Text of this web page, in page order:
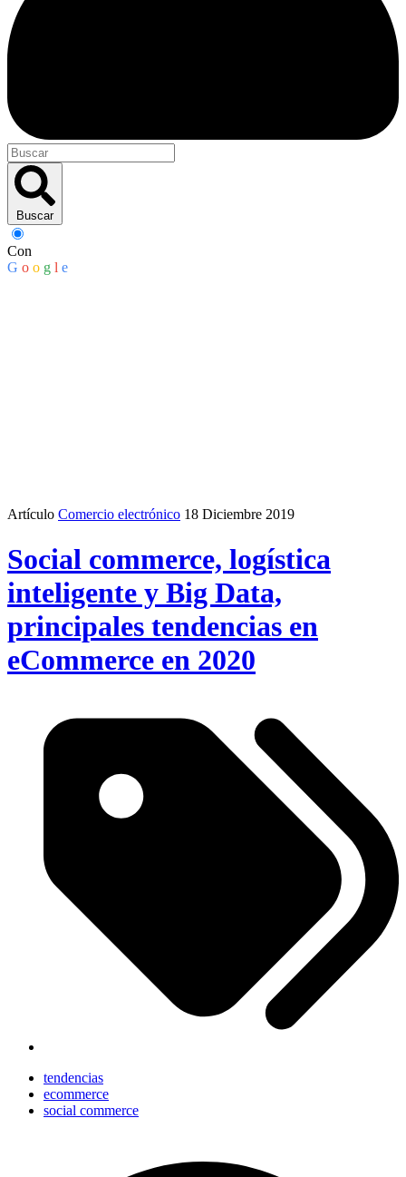
Buscar
Con
G o o g l e
Artículo Comercio electrónico 18 Diciembre 2019
Social commerce, logística
inteligente y Big Data,
principales tendencias en
eCommerce en 2020
tendencias
ecommerce
social commerce